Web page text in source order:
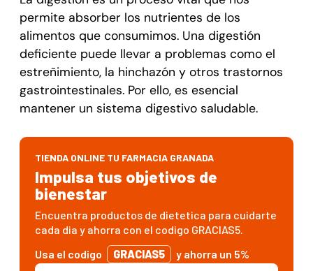
permite absorber los nutrientes de los
alimentos que consumimos. Una digestión
deficiente puede llevar a problemas como el
estreñimiento, la hinchazón y otros trastornos
gastrointestinales. Por ello, es esencial
mantener un sistema digestivo saludable.
TIENDA ONLINE TU FARMACIA GRANADA
Impulsa tus objetivos de
bienestar
Encuentra productos de dietetica para cuidarte
cada dia y ahorra con el codigo GRACIAS5.
Usa el codigo
GRACIAS5
y ahorra un 5%